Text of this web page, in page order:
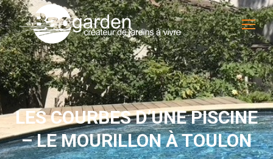
LES COURBES D’UNE PISCINE
– LE MOURILLON À TOULON